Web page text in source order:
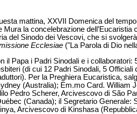
mattina, XXVII Domenica del
Mura la concelebrazione
del Sinodo dei Vescovi, che si
Ecclesiae ("La Parola di Dio
il Papa i Padri Sinodali e i
(di cui 12 Padri Sinodali, 5
Per la Preghiera Eucaristica,
(Australia); Em.mo Card. William
Pedro Scherer, Arcivescovo di São
(Canada); il Segretario
Arcivescovo di Kinshasa